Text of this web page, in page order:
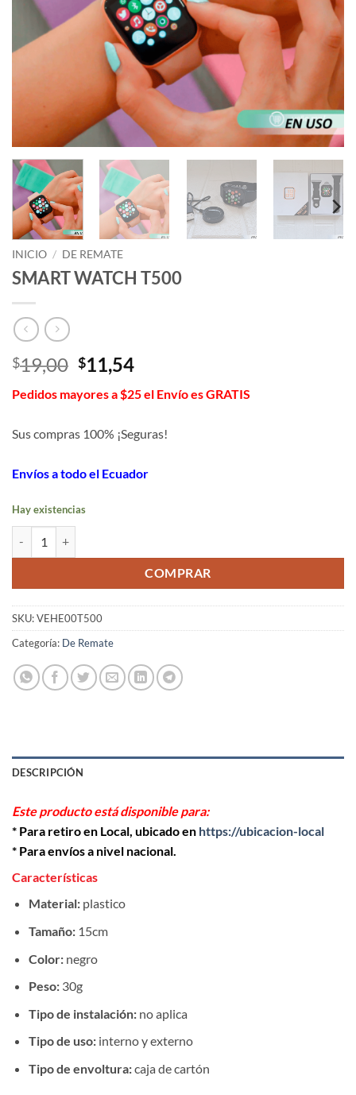
INICIO / DE REMATE
SMART WATCH T500
$19,00 El
precio
original
$19,00.
$11,54El
actual
$11,54.
Pedidos mayores a $25 el Envío es GRATIS
Sus compras 100% ¡Seguras!
Envíos a todo el Ecuador
Hay existencias
COMPRAR
SKU:VEHE00T500
Categoría: De Remate
DESCRIPCIÓN
Este producto está disponible para:
* Para retiro en Local, ubicado en https://ubicacion-local
* Para envíos a nivel nacional.
Características
Material: plastico
Tamaño: 15cm
Color: negro
Peso: 30g
Tipo de instalación: no aplica
Tipo de uso:interno y externo
Tipo de envoltura:caja de cartón